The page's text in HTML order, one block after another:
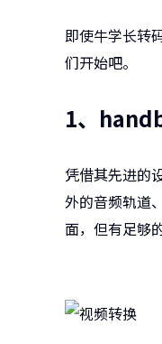
即使牛学长转
们开始吧。
1、
凭借其先进的
外的音频轨道
面，但有足够